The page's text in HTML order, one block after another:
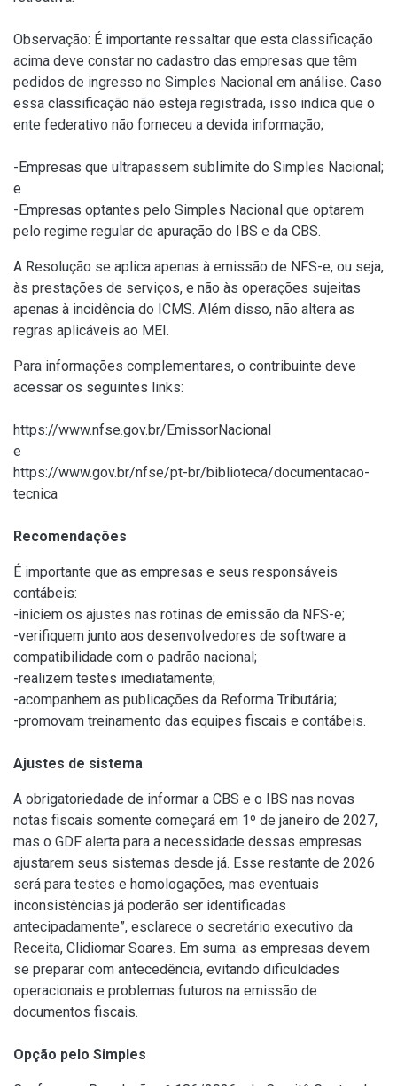
Observação: É importante ressaltar que esta classificação
acima deve constar no cadastro das empresas que têm
pedidos de ingresso no Simples Nacional em análise. Caso
essa classificação não esteja registrada, isso indica que o
ente federativo não forneceu a devida informação;
-Empresas que ultrapassem sublimite do Simples Nacional;
e
-Empresas optantes pelo Simples Nacional que optarem
pelo regime regular de apuração do IBS e da CBS.
A Resolução se aplica apenas à emissão de NFS-e, ou seja,
às prestações de serviços, e não às operações sujeitas
apenas à incidência do ICMS. Além disso, não altera as
regras aplicáveis ao MEI.
Para informações complementares, o contribuinte deve
acessar os seguintes links:
https://www.nfse.gov.br/EmissorNacional
e
https://www.gov.br/nfse/pt-br/biblioteca/documentacao-
tecnica
Recomendações
É importante que as empresas e seus responsáveis
contábeis:
-iniciem os ajustes nas rotinas de emissão da NFS-e;
-verifiquem junto aos desenvolvedores de software a
compatibilidade com o padrão nacional;
-realizem testes imediatamente;
-acompanhem as publicações da Reforma Tributária;
-promovam treinamento das equipes fiscais e contábeis.
Ajustes de sistema
A obrigatoriedade de informar a CBS e o IBS nas novas
notas fiscais somente começará em 1º de janeiro de 2027,
mas o GDF alerta para a necessidade dessas empresas
ajustarem seus sistemas desde já. Esse restante de 2026
será para testes e homologações, mas eventuais
inconsistências já poderão ser identificadas
antecipadamente”, esclarece o secretário executivo da
Receita, Clidiomar Soares. Em suma: as empresas devem
se preparar com antecedência, evitando dificuldades
operacionais e problemas futuros na emissão de
documentos fiscais.
Opção pelo Simples